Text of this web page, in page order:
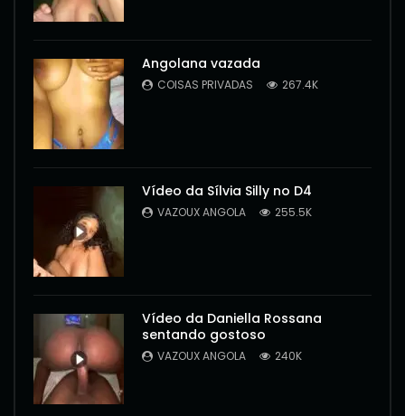
Angolana vazada
COISAS PRIVADAS 267.4K
Vídeo da Sílvia Silly no D4
VAZOUX ANGOLA 255.5K
Vídeo da Daniella Rossana
sentando gostoso
VAZOUX ANGOLA 240K